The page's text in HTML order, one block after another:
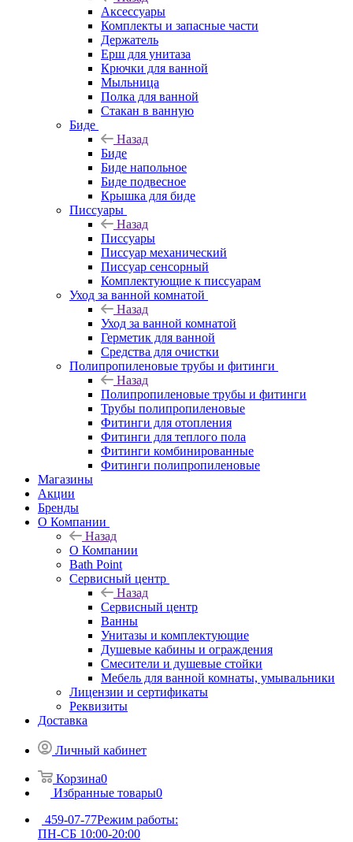
Аксессуары
Комплекты и запасные части
Держатель
Ерш для унитаза
Крючки для ванной
Мыльница
Полка для ванной
Стакан в ванную
Биде
Назад
Биде
Биде напольное
Биде подвесное
Крышка для биде
Писсуары
Назад
Писсуары
Писсуар механический
Писсуар сенсорный
Комплектующие к писсуарам
Уход за ванной комнатой
Назад
Уход за ванной комнатой
Герметик для ванной
Средства для очистки
Полипропиленовые трубы и фитинги
Назад
Полипропиленовые трубы и фитинги
Трубы полипропиленовые
Фитинги для отопления
Фитинги для теплого пола
Фитинги комбинированные
Фитинги полипропиленовые
Магазины
Акции
Бренды
О Компании
Назад
О Компании
Bath Point
Сервисный центр
Назад
Сервисный центр
Ванны
Унитазы и комплектующие
Душевые кабины и ограждения
Смесители и душевые стойки
Мебель для ванной комнаты, умывальники
Лицензии и сертификаты
Реквизиты
Доставка
Личный кабинет
Корзина0
Избранные товары0
459-07-77Режим работы:
ПН-СБ 10:00-20:00